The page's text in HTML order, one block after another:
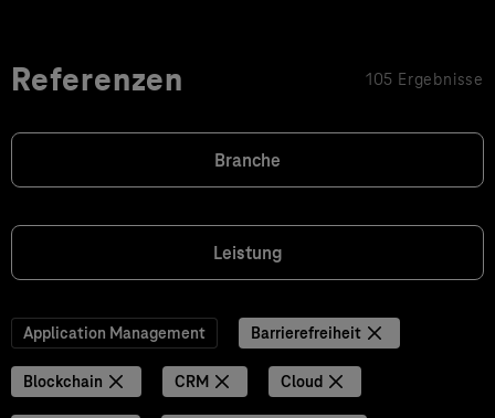
Referenzen 105 Ergebnisse
Branche
Leistung
Application Management Barrierefreiheit
Blockchain CRM Cloud